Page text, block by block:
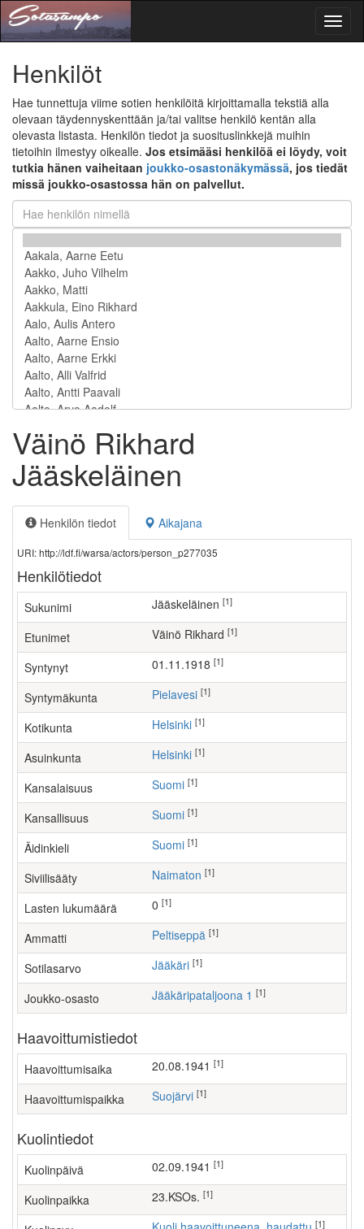
Henkilöt
Hae tunnettuja viime sotien henkilöitä kirjoittamalla tekstiä alla
olevaan täydennyskenttään ja/tai valitse henkilö kentän alla
olevasta listasta. Henkilön tiedot ja suosituslinkkejä muihin
tietoihin ilmestyy oikealle. Jos etsimääsi henkilöä ei löydy, voit
tutkia hänen vaiheitaan joukko-osastonäkymässä, jos tiedät
missä joukko-osastossa hän on palvellut.
Väinö Rikhard
Jääskeläinen
Henkilön tiedot Aikajana
URI: http://ldf.fi/warsa/actors/person_p277035
Henkilötiedot
Sukunimi Jääskeläinen [1]
Etunimet Väinö Rikhard [1]
Syntynyt 01.11.1918 [1]
Syntymäkunta Pielavesi [1]
Kotikunta Helsinki [1]
Asuinkunta Helsinki [1]
Kansalaisuus Suomi [1]
Kansallisuus Suomi [1]
Äidinkieli Suomi [1]
Siviilisääty Naimaton [1]
Lasten lukumäärä [1]
Ammatti peltiseppä [1]
Sotilasarvo Jääkäri [1]
Joukko-osasto Jääkäripataljoona 1 [1]
Haavoittumistiedot
Haavoittumisaika 20.08.1941 [1]
Haavoittumispaikka Suojärvi [1]
Kuolintiedot
Kuolinpäivä 02.09.1941 [1]
Kuolinpaikka 23.KSOs. [1]
[1]